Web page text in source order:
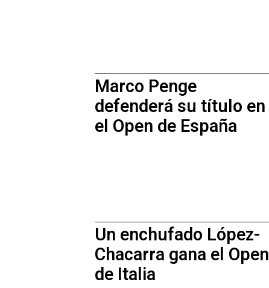
Marco Penge
defenderá su título en
el Open de España
Un enchufado López-
Chacarra gana el Open
de Italia